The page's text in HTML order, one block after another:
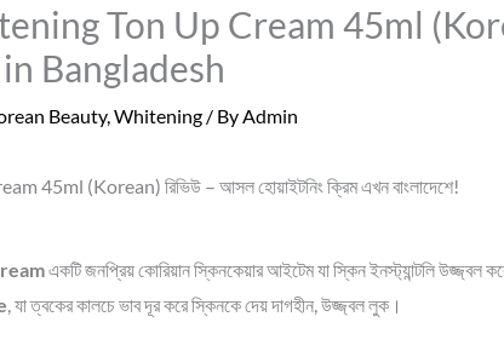
Ton Up Cream 45ml
Bangladesh
Beauty,Whitening/ ByAdmin
(Korean) রিভিউ – আসল হোয়াইটনিং ক্রিম এখন বাংলাদেশে!
একটি জনপ্রিয় কোরিয়ান স্কিনকেয়ার আইটেম যা স্কিন ইনস্ট্যান্টলি উজ্জ্বল
, যা ত্বকের কালচে ভাব দূর করে স্কিনকে দেয় দাগহীন, উজ্জ্বল লুক।